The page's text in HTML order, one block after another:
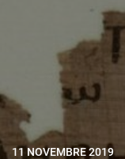
11 NOVEMBRE 2019